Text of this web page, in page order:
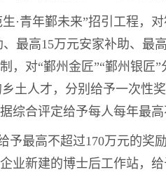
·青年鄞未来”招引工程，
最高15万元安家补助、最
对“鄞州金匠”“鄞州银匠”
土人才，分别给予一次性
综合评定给予每人每年最高
予最高不超过170万元的奖
业新建的博士后工作站，